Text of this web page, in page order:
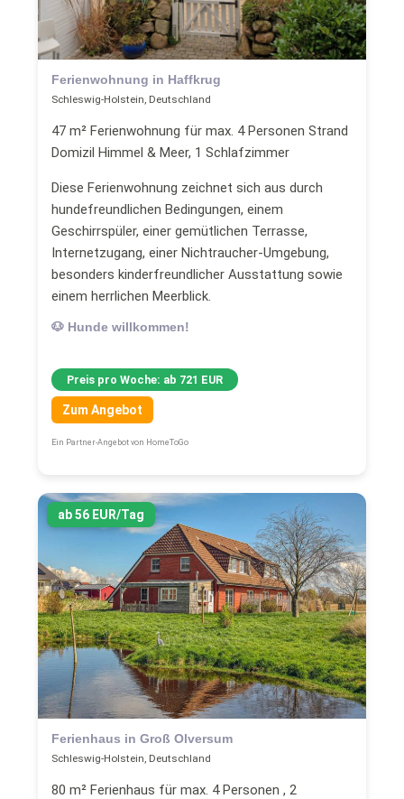
Ferienwohnung in Haffkrug
Schleswig-Holstein, Deutschland
47 m² Ferienwohnung für max. 4 Personen Strand
Domizil Himmel & Meer, 1 Schlafzimmer
Diese Ferienwohnung zeichnet sich aus durch
hundefreundlichen Bedingungen, einem
Geschirrspüler, einer gemütlichen Terrasse,
Internetzugang, einer Nichtraucher-Umgebung,
besonders kinderfreundlicher Ausstattung sowie
einem herrlichen Meerblick.
🐶 Hunde willkommen!
Preis pro Woche: ab 721 EUR
Zum Angebot
Ein Partner-Angebot von HomeToGo
ab 56 EUR/Tag
Ferienhaus in Groß Olversum
Schleswig-Holstein, Deutschland
80 m² Ferienhaus für max. 4 Personen , 2